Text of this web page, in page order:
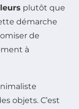
plutôt que
démarche
de
à
objets. C’est